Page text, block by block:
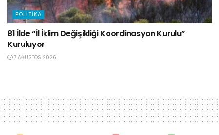
POLITIKA
81 İlde “İl İklim Değişikliği Koordinasyon Kurulu”
Kuruluyor
7 AĞUSTOS 2026